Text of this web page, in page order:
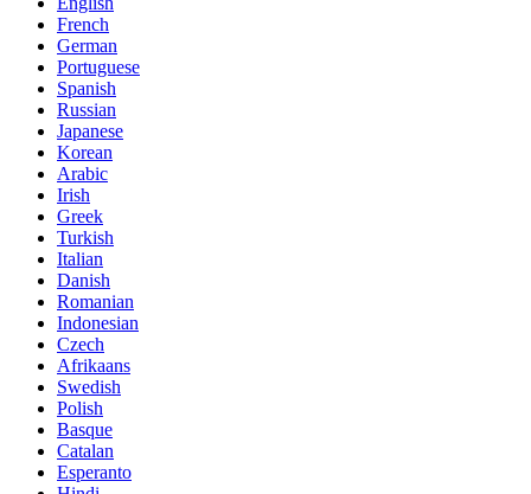
French
German
Portuguese
Spanish
Russian
Japanese
Korean
Arabic
Irish
Greek
Turkish
Italian
Danish
Romanian
Indonesian
Czech
Afrikaans
Swedish
Polish
Basque
Catalan
Esperanto